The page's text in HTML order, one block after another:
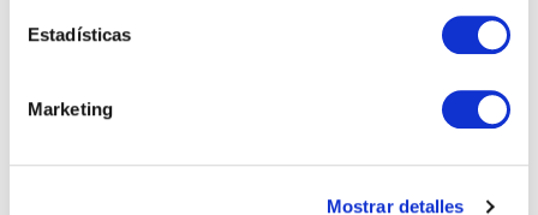
Estadísticas
Marketing
Mostrar detalles
Somos los fabricantes de packaging más chic para tu